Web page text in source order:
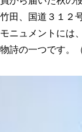
田、国道３１２
ニュメントには
詩の一つです。